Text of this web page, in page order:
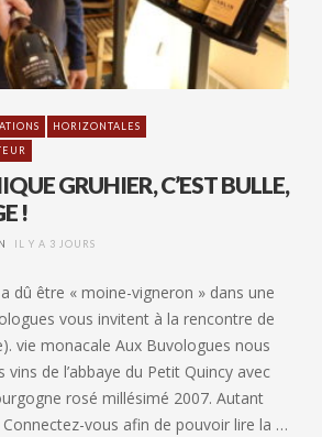
HORIZONTALES
GRUHIER, C’EST BULLE,
!
IL Y A 3 JOURS
dû être « moine-vigneron » dans une
vous invitent à la rencontre de
vie monacale Aux Buvologues nous
de l’abbaye du Petit Quincy avec
rosé millésimé 2007. Autant
Connectez-vous afin de pouvoir lire la …